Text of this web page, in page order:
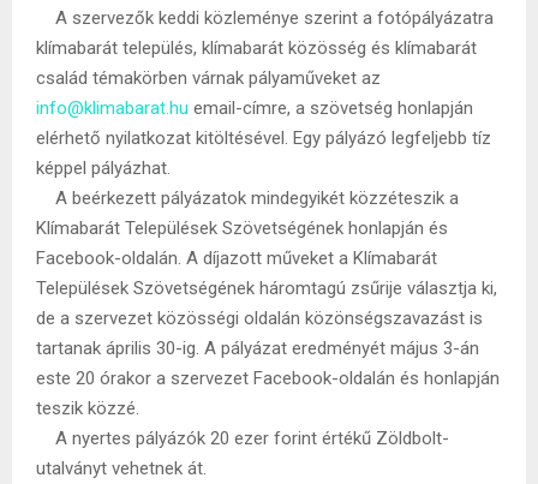
A szervezők keddi közleménye szerint a fotópályázatra
klímabarát település, klímabarát közösség és klímabarát
család témakörben várnak pályaműveket az
info@klimabarat.hu email-címre, a szövetség honlapján
elérhető nyilatkozat kitöltésével. Egy pályázó legfeljebb tíz
képpel pályázhat.
A beérkezett pályázatok mindegyikét közzéteszik a
Klímabarát Települések Szövetségének honlapján és
Facebook-oldalán. A díjazott műveket a Klímabarát
Települések Szövetségének háromtagú zsűrije választja ki,
de a szervezet közösségi oldalán közönségszavazást is
tartanak április 30-ig. A pályázat eredményét május 3-án
este 20 órakor a szervezet Facebook-oldalán és honlapján
teszik közzé.
A nyertes pályázók 20 ezer forint értékű Zöldbolt-
utalványt vehetnek át.